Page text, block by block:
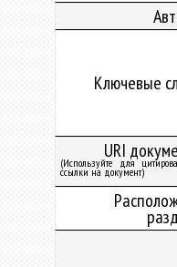
Ключевые
URI
(Используйте для
ссылки на документ)